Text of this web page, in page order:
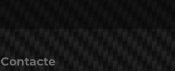
Contacte